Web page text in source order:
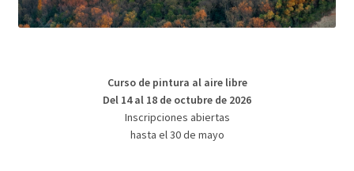
Curso de pintura al aire libre
Del 14 al 18 de octubre de 2026
Inscripciones abiertas
hasta el 30 de mayo